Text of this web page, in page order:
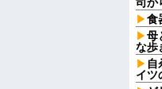
食
母
な歩
自
イツ